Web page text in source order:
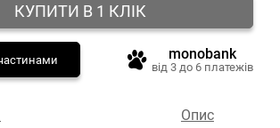
КУПИТИ В 1 КЛІК
monobank
від 3 до 6 платежів
Опис